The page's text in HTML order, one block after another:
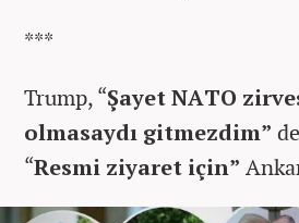
***
Trump, “Şayet NATO
olmasaydı gitmezdim”
“Resmi ziyaret için”